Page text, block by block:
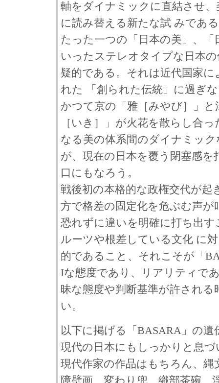
軸をダイナミックに直結させ、
に読み替える新たな試 みであ
たった一つの「日本の美」、「
いったステレオタイプな日本
疑的である。それは近代国家に
れた 「創られた伝統」に過ぎ
かつて京の「雅［みやび］」と
［いき］」が火花を散らし合
なる美の体系間のダイナミッ
が、現在の日本を覆う閉塞感を
口にもなろう。
戦後初の本格的な政権交代が起
方で格差の固定化を危ぶむ声が
恐れずに違いを明確に打ち出す
ルーツや根差している文化 に
的であること、それこそが「
Iな態度であり、リアリティで
昧な態度や判断基準が許される
い。
以下に掲げる「BASARA」の遺
現代の日本にもしっかりと息
現代作家の作品はもちろん、縄
障壁画、変わり兜、織部茶碗、